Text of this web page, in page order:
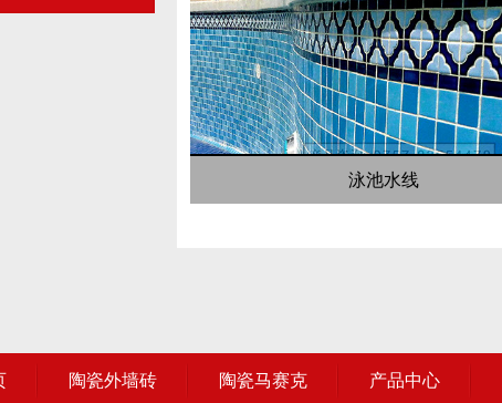
泳池水线
陶瓷外墙砖 陶瓷马赛克 产品中心